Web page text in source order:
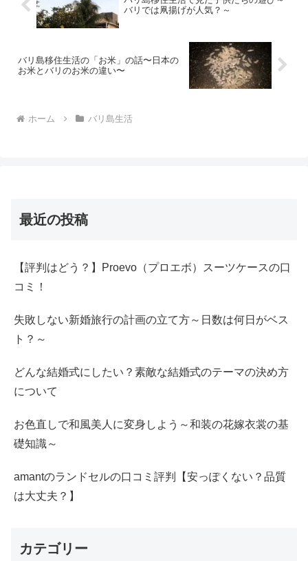
バリでは凧揚げが人気？～
バリ島移住生活の「お米」の話〜日本の
お米とバリのお米の違い〜
ホーム バリ島生活
最近の投稿
【評判はどう？】Proevo（プロエボ）スーツケースの口
コミ！
失敗しない新婚旅行の計画の立て方～日数は何日がベス
ト？～
どんな結婚式にしたい？素敵な結婚式のテーマの決め方
について
お色直しで和風美人に変身しよう～和装の花嫁衣裳の基
礎知識～
amantのランドセルの口コミ評判【安っぽくない？品質
は大丈夫？】
カテゴリー